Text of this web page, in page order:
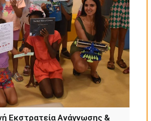
Εκστρατεία Ανάγνωσης &